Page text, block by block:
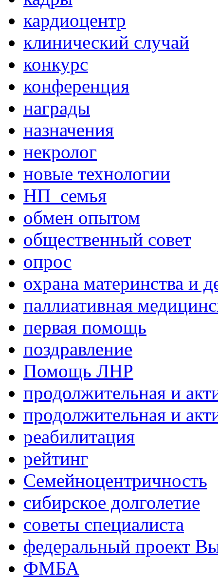
кардиоцентр
клинический случай
конкурс
конференция
награды
назначения
некролог
новые технологии
НП_семья
обмен опытом
общественный совет
опрос
охрана материнства и
паллиативная
первая помощь
поздравление
Помощь ЛНР
продолжительная и
продолжительная и
реабилитация
рейтинг
Семейноцентричность
сибирское долголетие
советы специалиста
федеральный проект
ФМБА